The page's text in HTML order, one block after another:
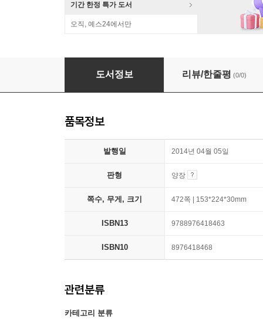
기간 한정 특가 도서
오직, 예스24에서만
삼국유사 3
도서정보 리뷰/한줄평 (0/0)
품목정보
발행일 2014년 04월 05일
판형 양장
쪽수, 무게, 크기 472쪽 | 153*224*30mm
ISBN13 9788976418463
ISBN10 8976418468
관련분류
카테고리 분류